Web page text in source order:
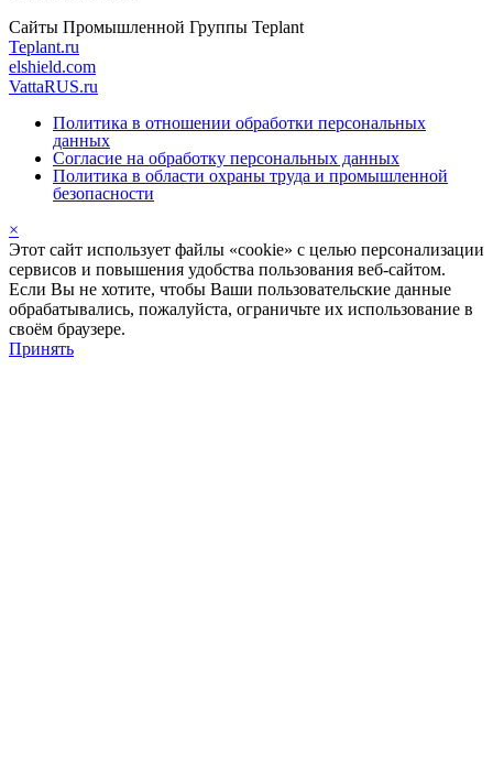
Сайты Промышленной Группы Teplant
Teplant.ru
elshield.com
VattaRUS.ru
Политика в отношении обработки персональных
данных
Согласие на обработку персональных данных
Политика в области охраны труда и промышленной
безопасности
×
Этот сайт использует файлы «cookie» с целью персонализации
сервисов и повышения удобства пользования веб-сайтом.
Если Вы не хотите, чтобы Ваши пользовательские данные
обрабатывались, пожалуйста, ограничьте их использование в
своём браузере.
Принять